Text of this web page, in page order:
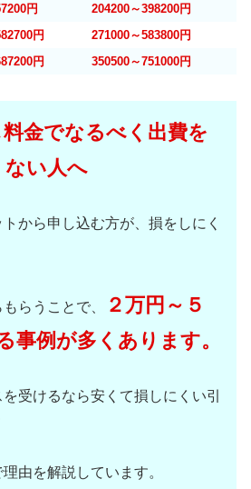
円
204200～398200円
円
271000～583800円
円 350500～751000円
金でなるべく出費を
ない人へ
から申し込む方が、損をしにく
らうことで、
２万円～５
事例が多くあります。
受けるなら安くて損しにくい引
由を解説しています。